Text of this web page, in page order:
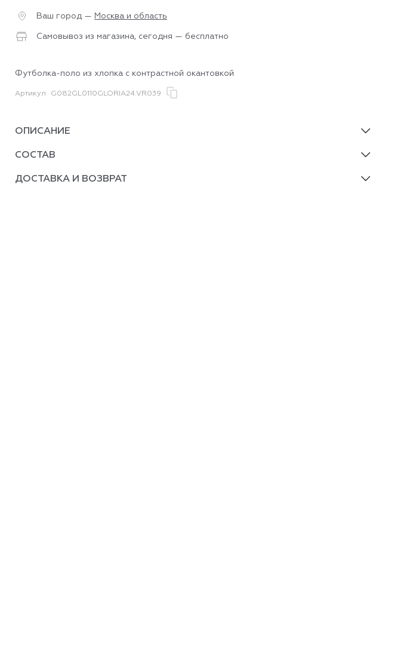
Ваш город — Москва и область
Самовывоз из магазина, сегодня — бесплатно
Футболка-поло из хлопка с контрастной окантовкой
Артикул G082GL0110GLORIA24.VR039
ОПИСАНИЕ
СОСТАВ
ДОСТАВКА И ВОЗВРАТ